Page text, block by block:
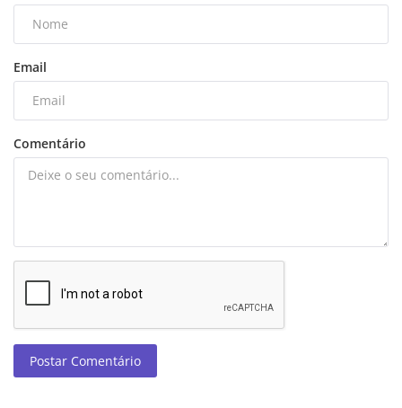
Email
Comentário
Postar Comentário